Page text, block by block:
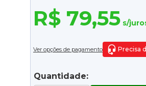
R$ 79,55 s/
Ver opções de pagamento Precisa
Quantidade: